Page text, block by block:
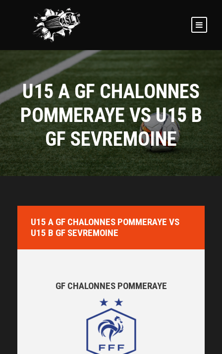
U15 A GF CHALONNES
POMMERAYE VS U15 B
GF SEVREMOINE
U15 A GF CHALONNES POMMERAYE VS
U15 B GF SEVREMOINE
GF CHALONNES POMMERAYE